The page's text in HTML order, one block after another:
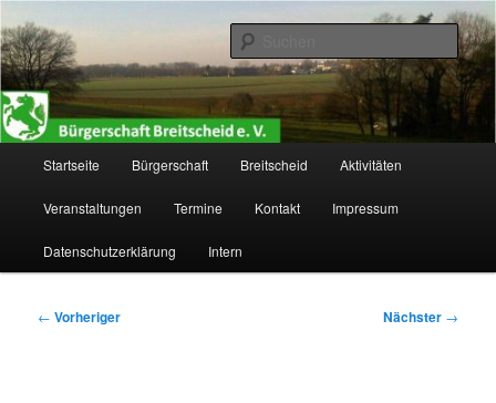
primären
Inhalt
springenBürgerschaft Breitscheid e. V.
Startseite Bürgerschaft Breitscheid Aktivitäten
Veranstaltungen Termine Kontakt Impressum
Datenschutzerklärung Intern
Beitragsnavigation
← Vorheriger Nächster →